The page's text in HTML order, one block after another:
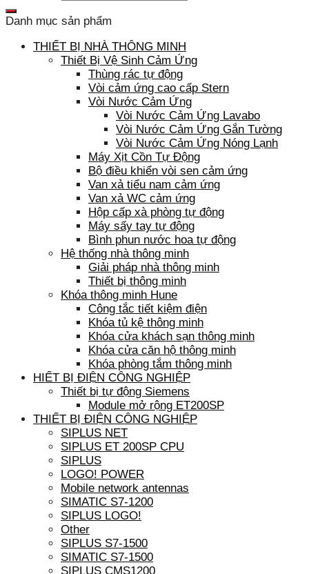
Danh mục sản phẩm
THIẾT BỊ NHÀ THÔNG MINH
Thiết Bị Vệ Sinh Cảm Ứng
Thùng rác tự động
Vòi cảm ứng cao cấp Stern
Vòi Nước Cảm Ứng
Vòi Nước Cảm Ứng Lavabo
Vòi Nước Cảm Ứng Gắn Tường
Vòi Nước Cảm Ứng Nóng Lạnh
Máy Xịt Cồn Tự Động
Bộ điều khiển vòi sen cảm ứng
Van xả tiểu nam cảm ứng
Van xả WC cảm ứng
Hộp cấp xà phòng tự động
Máy sấy tay tự động
Bình phun nước hoa tự động
Hệ thống nhà thông minh
Giải pháp nhà thông minh
Thiết bị thông minh
Khóa thông minh Hune
Công tắc tiết kiệm điện
Khóa tủ kệ thông minh
Khóa cửa khách sạn thông minh
Khóa cửa căn hộ thông minh
Khóa phòng tắm thông minh
HIẾT BỊ ĐIỆN CÔNG NGHIỆP
Thiết bị tự động Siemens
Module mở rộng ET200SP
THIẾT BỊ ĐIỆN CÔNG NGHIỆP
SIPLUS NET
SIPLUS ET 200SP CPU
SIPLUS
LOGO! POWER
Mobile network antennas
SIMATIC S7-1200
SIPLUS LOGO!
Other
SIPLUS S7-1500
SIMATIC S7-1500
SIPLUS CMS1200